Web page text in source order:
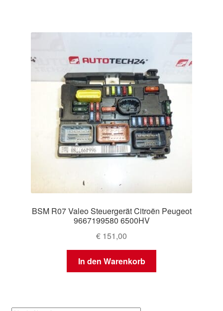
BSM R07 Valeo Steuergerät Citroën Peugeot
9667199580 6500HV
€ 151,00
In den Warenkorb